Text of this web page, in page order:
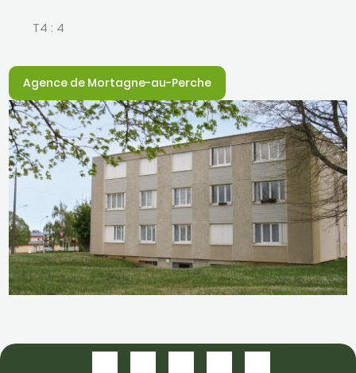
T4 : 4
Agence de Mortagne-au-Perche
LE PARC TOUROUVRE